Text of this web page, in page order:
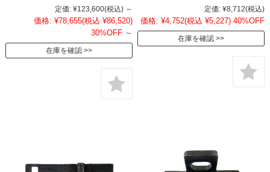
定価: ¥123,600(税込) ～
価格: ¥78,655(税込 ¥86,520)
30%OFF ～
在庫を確認
定価: ¥8,712(税込)
価格: ¥4,752(税込 ¥5,227) 40%OFF
在庫を確認